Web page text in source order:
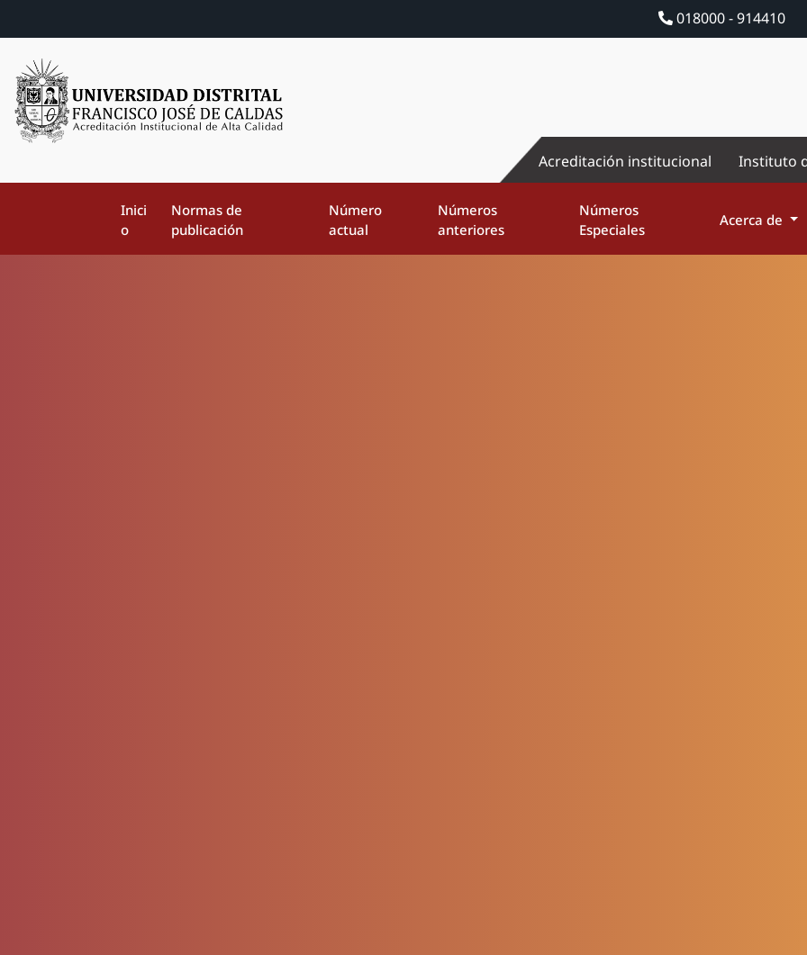
018000 - 914410
Acreditación institucional Instituto
Inici
o
Normas de
publicación
Número
actual
Números
anteriores
Números
Especiales
Acerca de